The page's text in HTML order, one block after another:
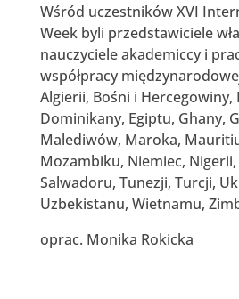
Wśród uczestników XVI
Week byli przedstawiciele
nauczyciele akademiccy i
współpracy
Algierii, Bośni i Hercegowiny,
Dominikany, Egiptu, Ghany,
Malediwów, Maroka,
Mozambiku, Niemiec,
Salwadoru, Tunezji, Turcji,
Uzbekistanu, Wietnamu,
oprac. Monika Rokicka